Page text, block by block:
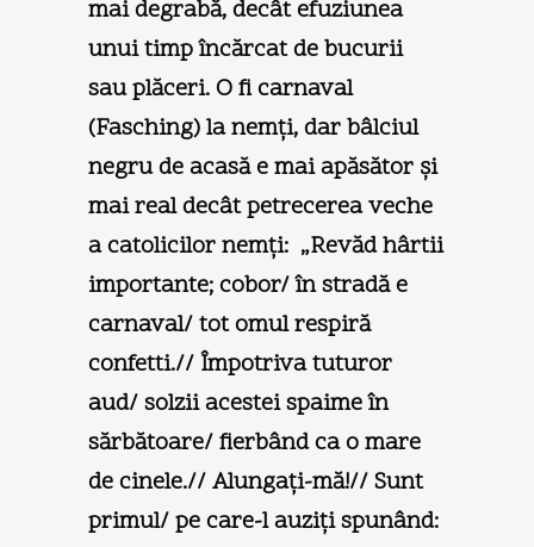
mai degrabă, decât efuziunea
unui timp încărcat de bucurii
sau plăceri. O fi carnaval
(Fasching) la nemţi, dar bâlciul
negru de acasă e mai apăsător şi
mai real decât petrecerea veche
a catolicilor nemţi: „Revăd hârtii
importante; cobor/ în stradă e
carnaval/ tot omul respiră
confetti.// Împotriva tuturor
aud/ solzii acestei spaime în
sărbătoare/ fierbând ca o mare
de cinele.// Alungaţi-mă!// Sunt
primul/ pe care-l auziţi spunând: